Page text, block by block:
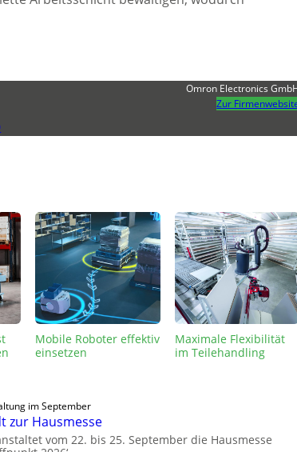
Omron Electronics
Zur
Mobile Roboter effektiv
einsetzen
Maximale Flexibilität
im Teilehandling
im September
zur Hausmesse
vom 22. bis 25. September die Hausmesse